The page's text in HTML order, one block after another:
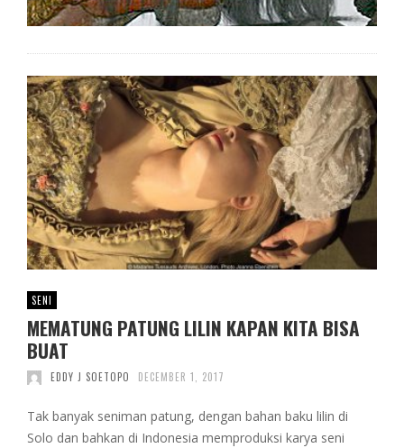
SENI
MEMATUNG PATUNG LILIN KAPAN KITA BISA
BUAT
EDDY J SOETOPO DECEMBER 1, 2017
Tak banyak seniman patung, dengan bahan baku lilin di
Solo dan bahkan di Indonesia memproduksi karya seni